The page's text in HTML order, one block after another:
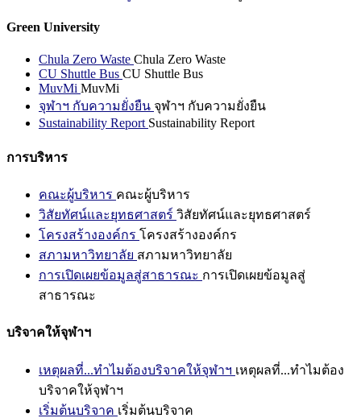
Green University
Chula Zero Waste Chula Zero Waste
CU Shuttle Bus CU Shuttle Bus
MuvMi MuvMi
จุฬาฯ กับความยั่งยืน จุฬาฯ กับความยั่งยืน
Sustainability Report Sustainability Report
การบริหาร
คณะผู้บริหาร คณะผู้บริหาร
วิสัยทัศน์และยุทธศาสตร์ วิสัยทัศน์และยุทธศาสตร์
โครงสร้างองค์กร โครงสร้างองค์กร
สภามหาวิทยาลัย สภามหาวิทยาลัย
การเปิดเผยข้อมูลสู่สาธารณะ การเปิดเผยข้อมูลสู่
สาธารณะ
บริจาคให้จุฬาฯ
เหตุผลที่...ทำไมต้องบริจาคให้จุฬาฯ เหตุผลที่...ทำไมต้อง
บริจาคให้จุฬาฯ
เริ่มต้นบริจาค เริ่มต้นบริจาค